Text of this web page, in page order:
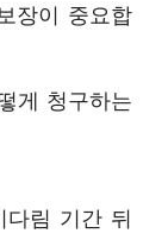
장이 중요합
게 청구하는
다림 기간 뒤